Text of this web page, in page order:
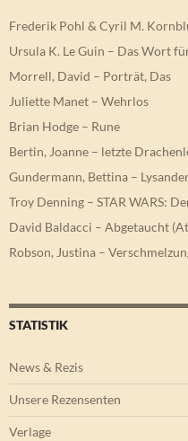
Frederik Pohl & Cyril M.
Ursula K. Le Guin – Das Wort
Morrell, David – Porträt, Das
Juliette Manet – Wehrlos
Brian Hodge – Rune
Bertin, Joanne – letzte
Gundermann, Bettina –
Troy Denning – STAR WARS:
David Baldacci – Abgetaucht
Robson, Justina –
STATISTIK
News & Rezis
Unsere Rezensenten
Verlage